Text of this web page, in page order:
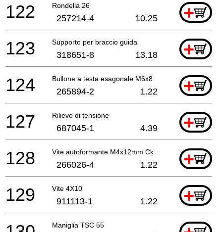
Rondella 26 +
122 257214-4 10.25
Supporto per braccio guida +
123 318651-8 13.18
Bullone a testa esagonale M6x8 +
124 265894-2 1.22
Rilievo di tensione +
127 687045-1 4.39
Vite autoformante M4x12mm Ck +
128 266026-4 1.22
Vite 4X10 +
129 911113-1 1.22
Maniglia TSC 55